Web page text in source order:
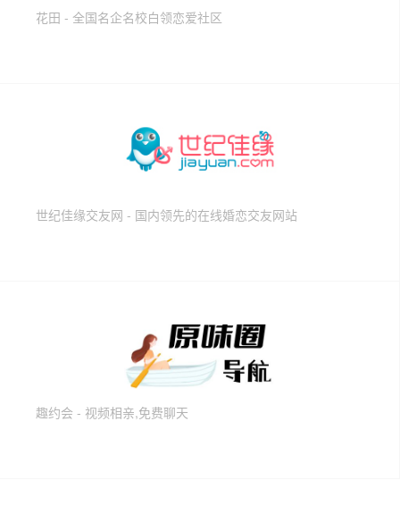
花田 - 全国名企名校白领恋爱社区
世纪佳缘交友网 - 国内领先的在线婚恋交友网站
趣约会 - 视频相亲,免费聊天